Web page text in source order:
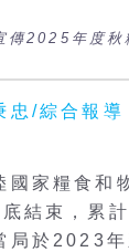
傳2025年度
忠/綜合報導
國家糧食和
結束，累
局於2023年